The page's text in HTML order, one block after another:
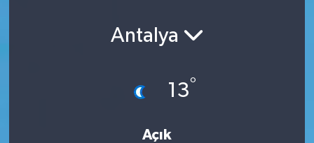
Antalya
13°
Açık